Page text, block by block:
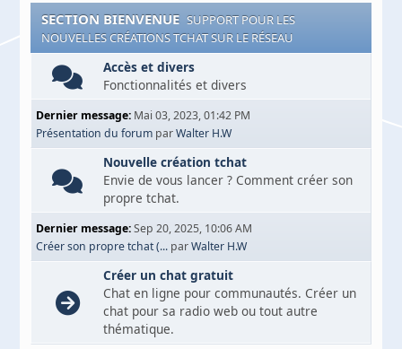
SECTION BIENVENUE SUPPORT POUR LES
NOUVELLES CRÉATIONS TCHAT SUR LE RÉSEAU
Accès et divers
Fonctionnalités et divers
Dernier message: Mai 03, 2023, 01:42 PM
Présentation du forum parWalter H.W
Nouvelle création tchat
Envie de vous lancer ? Comment créer son
propre tchat.
Dernier message:Sep 20, 2025, 10:06 AM
Créer son propre tchat (... parWalter H.W
Créer un chat gratuit
Chat en ligne pour communautés. Créer un
chat pour sa radio web ou tout autre
thématique.